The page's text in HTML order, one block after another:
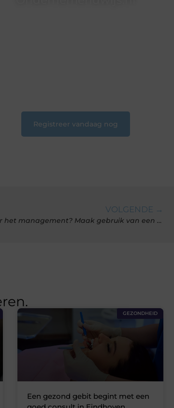
Registreer vandaag nog
VOLGENDE →
Op zoek naar tijdelijke ondersteuning voor het management? Maak gebruik van een freelancer
GEZONDHEID
Een gezond gebit begint met een